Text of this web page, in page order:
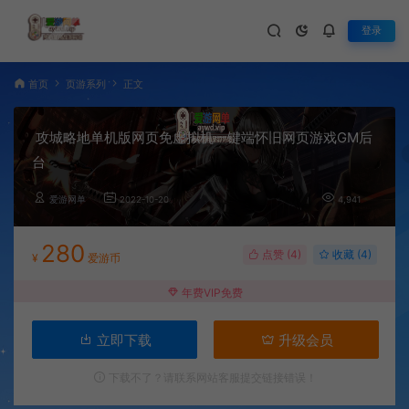
登录
首页 页游系列 正文
攻城略地单机版网页免虚拟机一键端怀旧网页游戏GM后
台
爱游网单 2022-10-20 4,941
¥ 280 爱游币 点赞 (4) 收藏 (4)
年费VIP免费
立即下载 升级会员